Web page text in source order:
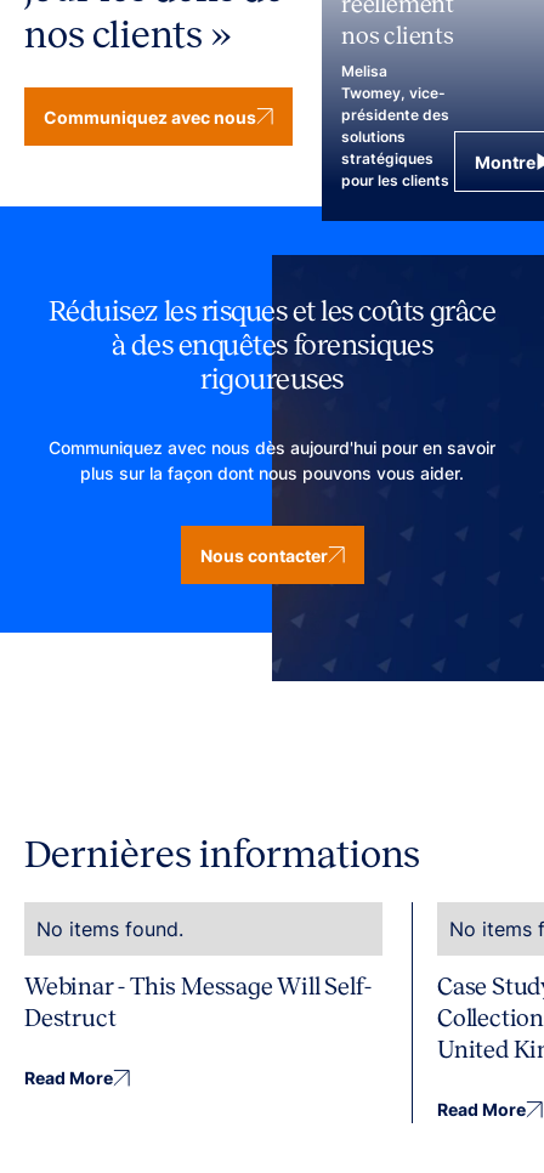
nos clients »
Communiquez avec nous
nos clients
Melisa
Twomey, vice-
présidente des
solutions
stratégiques
pour les clients
Montre
Réduisez les risques et les coûts grâce
à des enquêtes forensiques
rigoureuses
Communiquez avec nous dès aujourd'hui pour en savoir
plus sur la façon dont nous pouvons vous aider.
Nous contacter
Dernières informations
No items found.
Webinar - This Message Will Self-
Destruct
Read More
No items
Case
United
Read More